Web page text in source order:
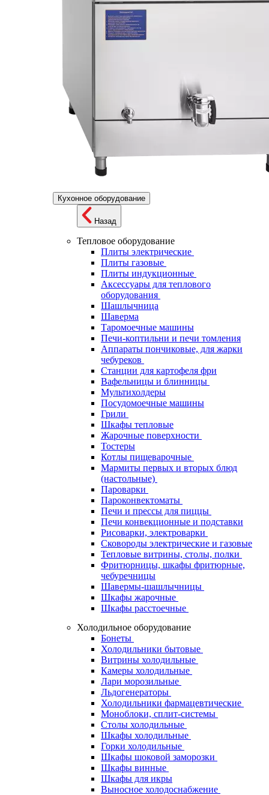
Кухонное оборудование
Назад
Тепловое оборудование
Плиты электрические
Плиты газовые
Плиты индукционные
Аксессуары для теплового
оборудования
Шашлычница
Шаверма
Таромоечные машины
Печи-коптильни и печи томления
Аппараты пончиковые, для жарки
чебуреков
Станции для картофеля фри
Вафельницы и блинницы
Мультихолдеры
Посудомоечные машины
Грили
Шкафы тепловые
Жарочные поверхности
Тостеры
Котлы пищеварочные
Мармиты первых и вторых блюд
(настольные)
Пароварки
Пароконвектоматы
Печи и прессы для пиццы
Печи конвекционные и подставки
Рисоварки, электроварки
Сковороды электрические и газовые
Тепловые витрины, столы, полки
Фритюрницы, шкафы фритюрные,
чебуречницы
Шавермы-шашлычницы
Шкафы жарочные
Шкафы расстоечные
Холодильное оборудование
Бонеты
Холодильники бытовые
Витрины холодильные
Камеры холодильные
Лари морозильные
Льдогенераторы
Холодильники фармацевтические
Моноблоки, сплит-системы
Столы холодильные
Шкафы холодильные
Горки холодильные
Шкафы шоковой заморозки
Шкафы винные
Шкафы для икры
Выносное холодоснабжение